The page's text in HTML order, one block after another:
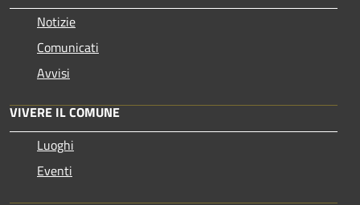
Notizie
Comunicati
Avvisi
VIVERE IL COMUNE
Luoghi
Eventi